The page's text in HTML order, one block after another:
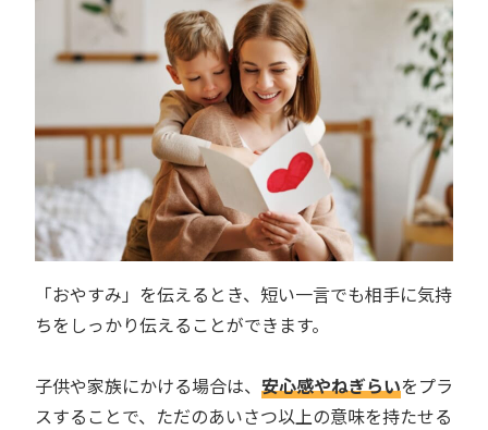
「おやすみ」を伝えるとき、短い一言でも相手に気持
ちをしっかり伝えることができます。
子供や家族にかける場合は、 安心感やねぎらいをプラ
スすることで、ただのあいさつ以上の意味を持たせる